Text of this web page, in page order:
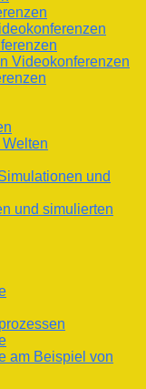
Videokonferenzen
und
und simulierten
am Beispiel von